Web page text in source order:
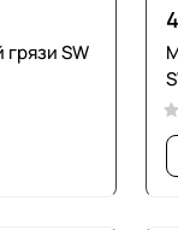
SW